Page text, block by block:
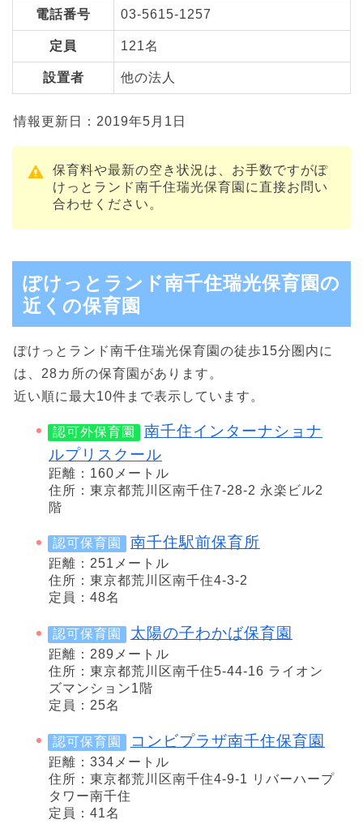
電話番号 03-5615-1257
定員 121名
設置者 他の法人
情報更新日：2019年5月1日
保育料や最新の空き状況は、お手数ですがぽ
けっとランド南千住瑞光保育園に直接お問い
合わせください。
ぽけっとランド南千住瑞光保育園の
近くの保育園
ぽけっとランド南千住瑞光保育園の徒歩15分圏内に
は、28カ所の保育園があります。
近い順に最大10件まで表示しています。
認可外保育園
南千住インターナショナ
ルプリスクール
距離：160メートル
住所：東京都荒川区南千住7-28-2 永楽ビル2
階
認可保育園 南千住駅前保育所
距離：251メートル
住所：東京都荒川区南千住4-3-2
定員：48名
認可保育園 太陽の子わかば保育園
距離：289メートル
住所：東京都荒川区南千住5-44-16 ライオン
ズマンション1階
定員：25名
認可保育園 コンビプラザ南千住保育園
距離：334メートル
住所：東京都荒川区南千住4-9-1 リバーハープ
タワー南千住
定員：41名